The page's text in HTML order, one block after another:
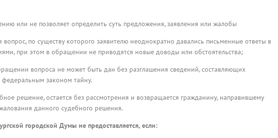
или не позволяет определить суть предложения, заявления или жалобы
по существу которого заявителю неоднократно давались письменные ответы в
при этом в обращении не приводятся новые доводы или обстоятельства;
вопроса не может быть дан без разглашения сведений, составляющих
законом тайну.
решение, остается без рассмотрения и возвращается гражданину, направившему
данного судебного решения.
городской Думы не предоставляется, если: